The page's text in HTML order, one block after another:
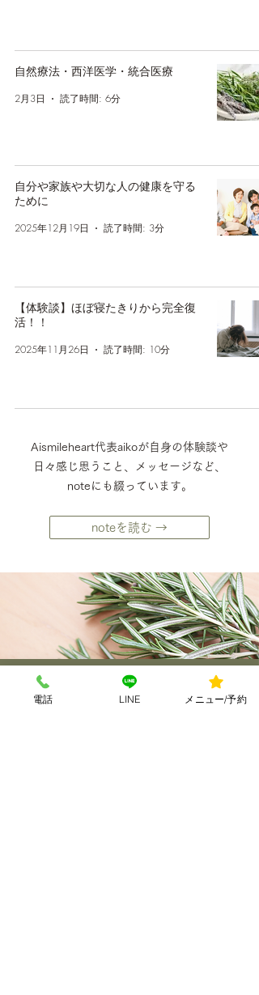
自然療法・西洋医学・統合医療
2月3日 読了時間: 6分
自分や家族や大切な人の健康を守る
ために
2025年12月19日 読了時間: 3分
【体験談】ほぼ寝たきりから完全復
活！！
2025年11月26日 読了時間: 10分
Aismileheart代表aikoが自身の体験談や
日々感じ思うこと、メッセージなど、
noteにも綴っています。
noteを読む →
電話 LINE メニュー/予約